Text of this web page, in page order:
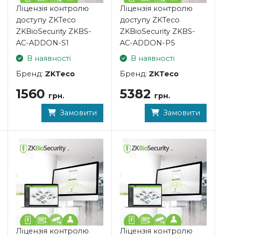
Ліцензія контролю
доступу ZKTeco
ZKBioSecurity ZKBS-
AC-ADDON-S1
В наявності
Бренд: ZKTeco
1560 грн.
Замовити
Ліцензія контролю
доступу ZKTeco
ZKBioSecurity ZKBS-
AC-ADDON-P5
В наявності
Бренд: ZKTeco
5382 грн.
Замовити
Ліцензія контролю
Ліцензія контролю